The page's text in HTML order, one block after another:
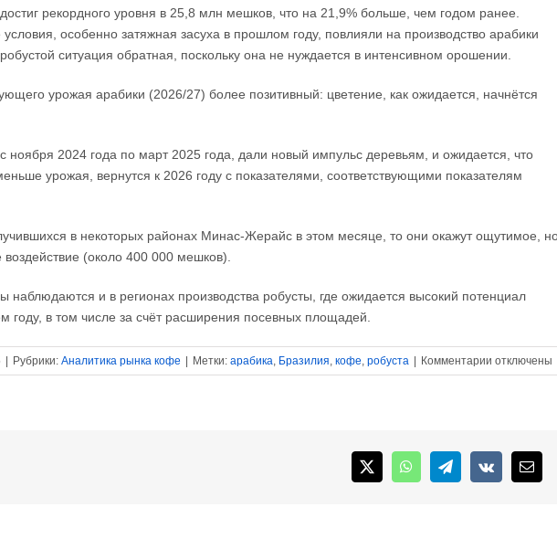
рекордного уровня в 25,8 млн мешков, что на 21,9% больше, чем годом ранее.
особенно затяжная засуха в прошлом году, повлияли на производство арабики
ситуация обратная, поскольку она не нуждается в интенсивном орошении.
урожая арабики (2026/27) более позитивный: цветение, как ожидается, начнётся
2024 года по март 2025 года, дали новый импульс деревьям, и ожидается, что
урожая, вернутся к 2026 году с показателями, соответствующими показателям
в некоторых районах Минас-Жерайс в этом месяце, то они окажут ощутимое,
(около 400 000 мешков).
наблюдаются и в регионах производства робусты, где ожидается высокий потенциал
году, в том числе за счёт расширения посевных площадей.
| Рубрики: Аналитика рынка кофе | Метки: арабика Бразилия кофе робуста | Комментарии к
записи
арабика
и
отключены
X WhatsAppTelegram
Vk Email